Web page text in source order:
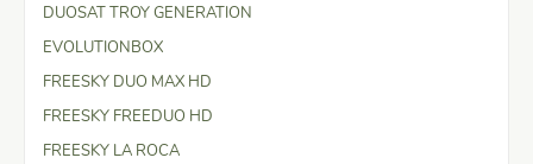
DUOSAT TROY GENERATION
EVOLUTIONBOX
FREESKY DUO MAX HD
FREESKY FREEDUO HD
FREESKY LA ROCA